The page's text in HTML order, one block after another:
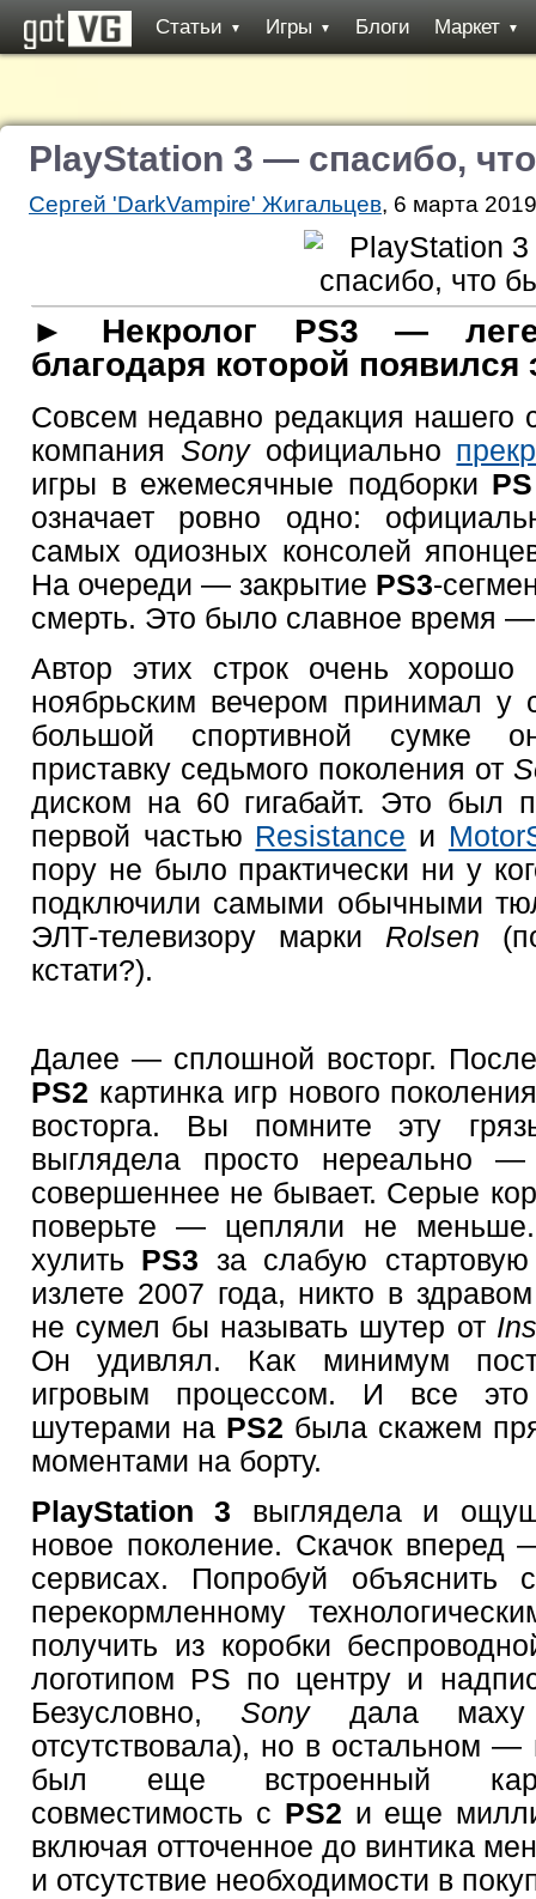
Статьи ▼ Игры ▼ Блоги Маркет ▼
PlayStation 3 — спасибо,
Сергей 'DarkVampire' Жигальцев, 6 марта
► Некролог PS3 —
благодаря которой появился
Совсем недавно редакция нашего
компания Sony официально
игры в ежемесячные подборки
означает ровно одно:
самых одиозных консолей
На очереди — закрытие PS3-
смерть. Это было славное время
Автор этих строк очень хорошо
ноябрьским вечером принимал у
большой спортивной сумке
приставку седьмого поколения от
диском на 60 гигабайт. Это был
первой частью Resistance и
пору не было практически ни у
подключили самыми обычными
ЭЛТ-телевизору марки Rolsen
кстати?).
Далее — сплошной восторг.
PS2 картинка игр нового
восторга. Вы помните эту
выглядела просто нереально —
совершеннее не бывает. Серые
поверьте — цепляли не
хулить PS3 за слабую
излете 2007 года, никто в
не сумел бы называть шутер от
Он удивлял. Как минимум
игровым процессом. И все
шутерами на PS2 была скажем
моментами на борту.
PlayStation 3 выглядела и
новое поколение. Скачок вперед
сервисах. Попробуй объяснить
перекормленному
получить из коробки
логотипом PS по центру и
Безусловно,Sony дала
отсутствовала), но в остальном —
был еще встроенный
совместимость с PS2 и еще
включая отточенное до винтика
и отсутствие необходимости в